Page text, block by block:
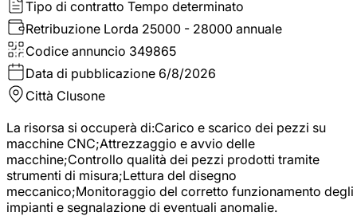
Tipo di contratto Tempo determinato
Retribuzione Lorda 25000 - 28000 annuale
Codice annuncio 349865
Data di pubblicazione 6/8/2026
Città Clusone
La risorsa si occuperà di:Carico e scarico dei pezzi su
macchine CNC;Attrezzaggio e avvio delle
macchine;Controllo qualità dei pezzi prodotti tramite
strumenti di misura;Lettura del disegno
meccanico;Monitoraggio del corretto funzionamento degli
impianti e segnalazione di eventuali anomalie.